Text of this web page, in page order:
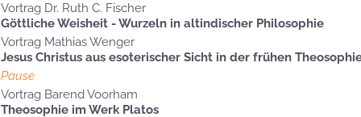
Vortrag Dr. Ruth C. Fischer
Göttliche Weisheit - Wurzeln in altindischer Philosophie
Vortrag Mathias Wenger
Jesus Christus aus esoterischer Sicht in der frühen
Pause
Vortrag Barend Voorham
Theosophie im Werk Platos